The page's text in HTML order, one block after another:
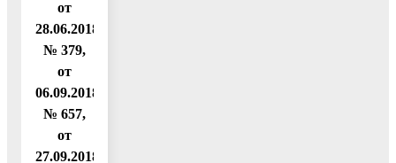
от
28.06.2018
№ 379,
от
06.09.2018
№ 657,
от
27.09.2018